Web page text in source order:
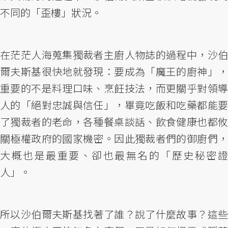
不同的「歪樓」狀況。
在茫茫人海蒐集獨裁者主廚人物誌的過程中，沙伯
爾夫斯基很快地就發現：要成為「魔王的廚神」，
重要的不是料理口味、烹飪技法，而更關乎對領導
人的「絕對忠誠與信任」，畢竟吃飯和吃藥都能要
了獨裁者的老命，各種餐桌談話、飲食健康也都攸
關極權政府的國家機密。因此獨裁者們的御廚們，
大概也是最重要、卻也最無名的「歷史秘密證
人」。
所以沙伯爾夫斯基找著了誰？說了什麼故事？這些